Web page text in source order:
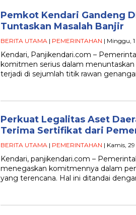
Pemkot Kendari Gandeng
Tuntaskan Masalah Banjir
BERITA UTAMA | PEMERINTAHAN | Minggu,
Kendari, Panjikendari.com –
komitmen serius dalam menuntaskan
terjadi di sejumlah titik rawan
Perkuat Legalitas Aset
Terima Sertifikat dari
BERITA UTAMA | PEMERINTAHAN | Kamis,
Kendari, panjikendari.com –
menegaskan komitmennya dalam
yang terencana. Hal ini ditandai